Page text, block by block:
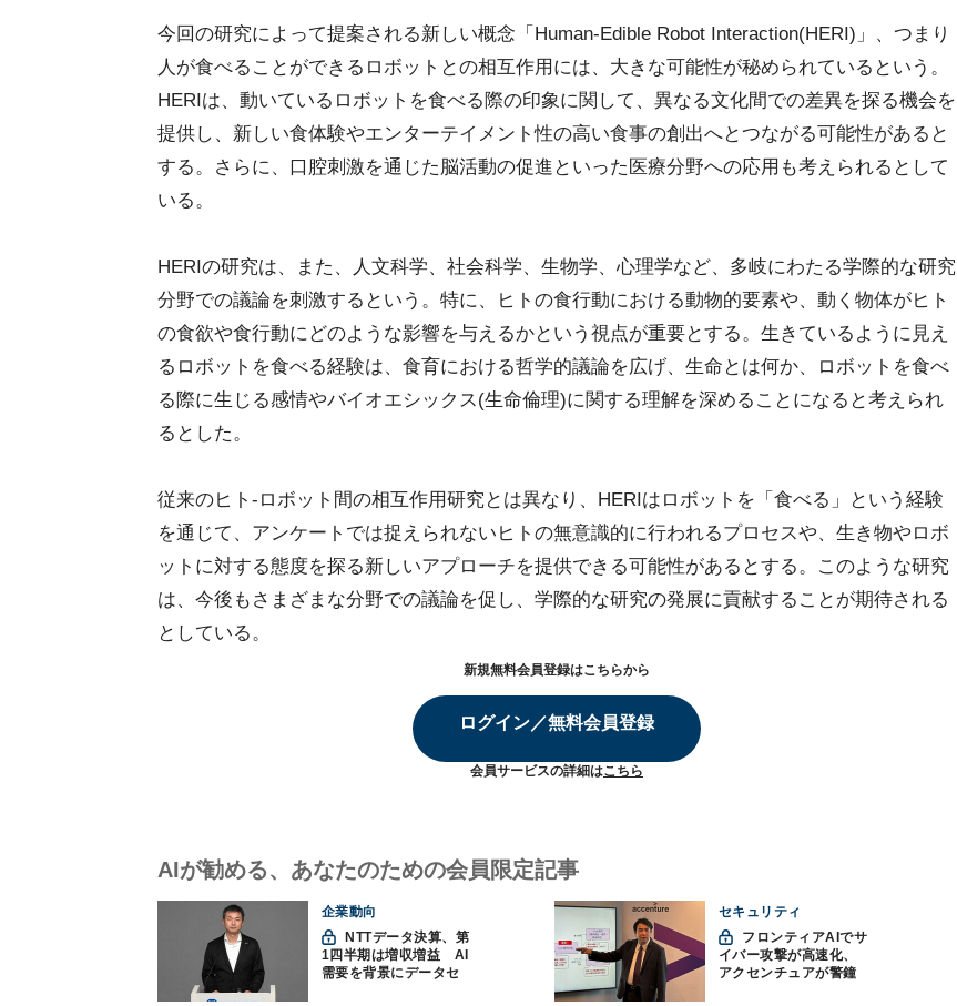
今回の研究によって提案される新しい概念「Human-Edible Robot Interaction(HERI)」、つまり
人が食べることができるロボットとの相互作用には、大きな可能性が秘められているという。
HERIは、動いているロボットを食べる際の印象に関して、異なる文化間での差異を探る機会を
提供し、新しい食体験やエンターテイメント性の高い食事の創出へとつながる可能性があると
する。さらに、口腔刺激を通じた脳活動の促進といった医療分野への応用も考えられるとして
いる。
HERIの研究は、また、人文科学、社会科学、生物学、心理学など、多岐にわたる学際的な研究
分野での議論を刺激するという。特に、ヒトの食行動における動物的要素や、動く物体がヒト
の食欲や食行動にどのような影響を与えるかという視点が重要とする。生きているように見え
るロボットを食べる経験は、食育における哲学的議論を広げ、生命とは何か、ロボットを食べ
る際に生じる感情やバイオエシックス(生命倫理)に関する理解を深めることになると考えられ
るとした。
従来のヒト-ロボット間の相互作用研究とは異なり、HERIはロボットを「食べる」という経験
を通じて、アンケートでは捉えられないヒトの無意識的に行われるプロセスや、生き物やロボ
ットに対する態度を探る新しいアプローチを提供できる可能性があるとする。このような研究
は、今後もさまざまな分野での議論を促し、学際的な研究の発展に貢献することが期待される
としている。
新規無料会員登録はこちらから
ログイン／無料会員登録
会員サービスの詳細はこちら
AIが勧める、あなたのための会員限定記事
企業動向
1四半期は増収増益 AI
需要を背景にデータセ
セキュリティ
イバー攻撃が高速化、
アクセンチュアが警鐘